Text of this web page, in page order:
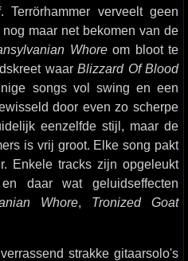
verveelt geen
maar net bekomen van de
Whoreom bloot te
waar Blizzard Of Blood
songs vol swing en een
door even zo scherpe
eenzelfde stijl, maar de
is vrij groot. Elke song pakt
Enkele tracks zijn opgeleukt
daar wat geluidseffecten
Whore, Tronized Goat
strakke gitaarsolo's